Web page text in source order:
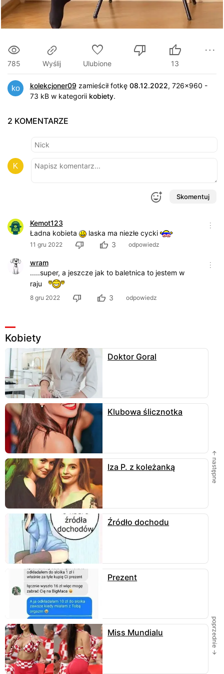
785 Wyślij Ulubione 13
kolekcjoner09 zamieścił fotkę 08.12.2022, 726x960 -
73 kB w kategorii kobiety.
2 KOMENTARZE
Skomentuj
Kemot123
Ładna kobieta
laska ma niezłe cycki
11 gru 2022 3 odpowiedz
wram
.....super, a jeszcze jak to baletnica to jestem w
raju
8 gru 2022 3 odpowiedz
Kobiety
Doktor Goral
Klubowa ślicznotka
Iza P. z koleżanką
Źródło dochodu
Prezent
Miss Mundialu
← następne
poprzednie →